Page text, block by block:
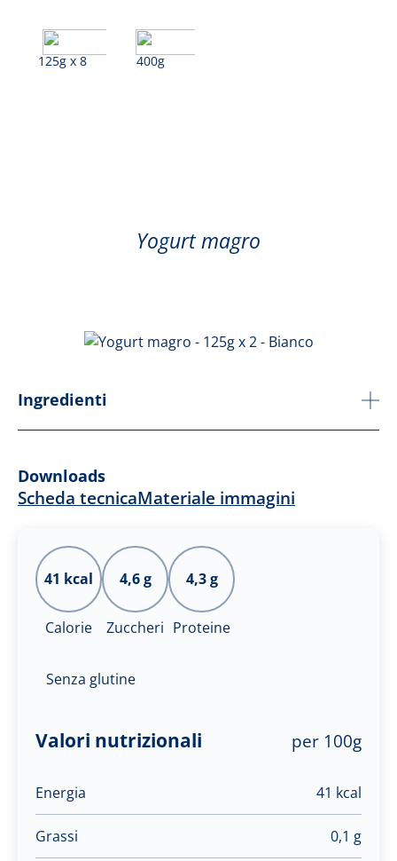
125g x 8 400g
Yogurt magro
Ingredienti
Downloads
Scheda tecnicaMateriale immagini
41 kcal
Calorie
4,6 g
Zuccheri
4,3 g
Proteine
Senza glutine
Valori nutrizionali per 100g
Energia 41 kcal
Grassi 0,1 g